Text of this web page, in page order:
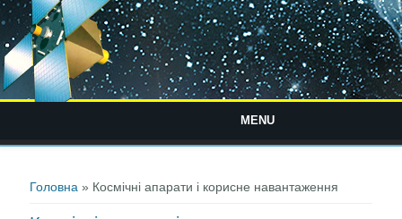
MENU
Головна » Космічні апарати і корисне навантаження